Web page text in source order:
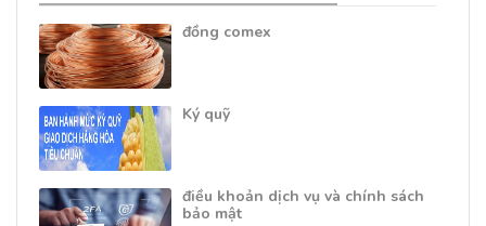
đồng comex
Ký quỹ
điều khoản dịch vụ và chính sách
bảo mật